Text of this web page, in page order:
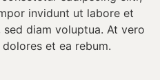
invidunt ut labore et
diam voluptua. At vero
et ea rebum.